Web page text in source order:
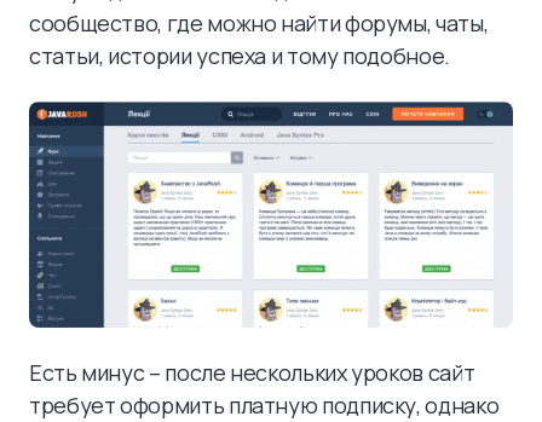
сообщество, где можно найти форумы, чаты,
статьи, истории успеха и тому подобное.
Есть минус – после нескольких уроков сайт
требует оформить платную подписку, однако